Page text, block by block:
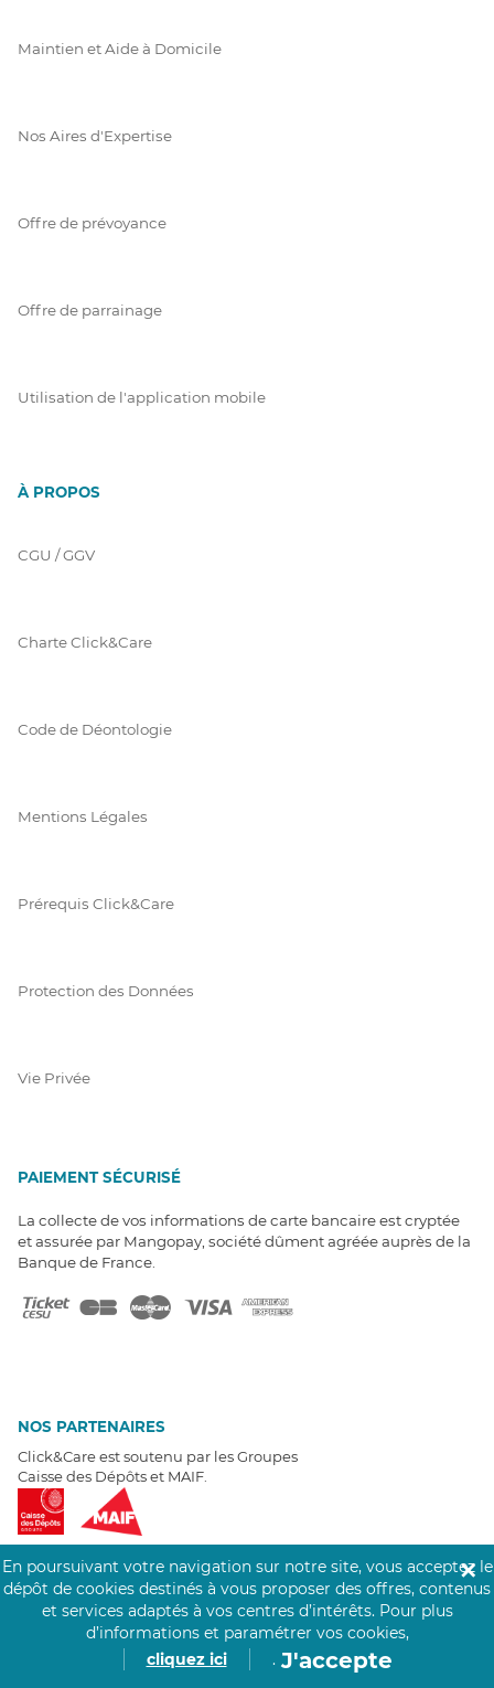
Maintien et Aide à Domicile
Nos Aires d'Expertise
Offre de prévoyance
Offre de parrainage
Utilisation de l'application mobile
À PROPOS
CGU / GGV
Charte Click&Care
Code de Déontologie
Mentions Légales
Prérequis Click&Care
Protection des Données
Vie Privée
PAIEMENT SÉCURISÉ
La collecte de vos informations de carte bancaire est cryptée
et assurée par Mangopay, société dûment agréée auprès de la
Banque de France.
NOS PARTENAIRES
Click&Care est soutenu par les Groupes
Caisse des Dépôts et MAIF.
EXPERTS À VOTRE ÉCOUTE
Un besoin de recrutement ? Click&Care vous accompagne par
En poursuivant votre navigation sur notre site, vous acceptez le
dépôt de cookies destinés à vous proposer des offres, contenus
et services adaptés à vos centres d’intérêts. Pour plus
d’informations et paramétrer vos cookies,
cliquez ici
. J'accepte
✕